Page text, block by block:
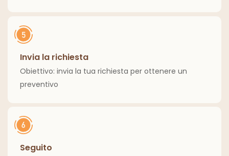
Invia la richiesta
Obiettivo: invia la tua richiesta per ottenere un
preventivo
Seguito